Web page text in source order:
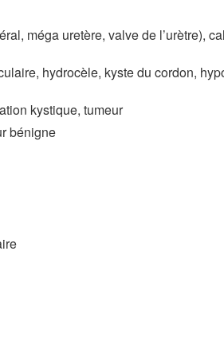
méga uretère, valve de l’urètre),
hydrocèle, kyste du cordon,
kystique, tumeur
bénigne